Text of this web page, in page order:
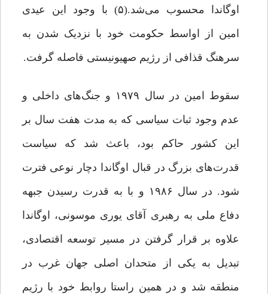
اوگاندا محسوب می‌شد.(۵) با وجود این عیدی
امین از اواسط حکومت خود با نزدیک شدن به
سرهنگ قذافی از رژیم صهیونیستی فاصله گرفت.
سقوط امین در سال ۱۹۷۹ و جنگ‌های داخلی و
عدم وجود ثبات سیاسی که به مدت هفت سال بر
این کشور حاکم بود، باعث شد که سیاست
قدرت‌های بزرگ در قبال اوگاندا دچار نوعی فترت
شود. در سال ۱۹۸۶ و با به قدرت رسیدن جبهه
دفاع ملی به رهبری آقای یوری موسونی، اوگاندا
علاوه بر قرار گرفتن در مسیر توسعه اقتصادی،
تبدیل به یکی از متحدان اصلی جهان غرب در
منطقه شد و در همین راستا روابط خود با رژیم